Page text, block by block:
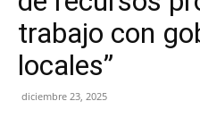
trabajo con
locales”
diciembre 23, 2025